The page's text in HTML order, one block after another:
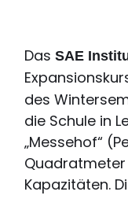
DasSAE
des
die Schule in
„Messehof“
Kapazitäten.